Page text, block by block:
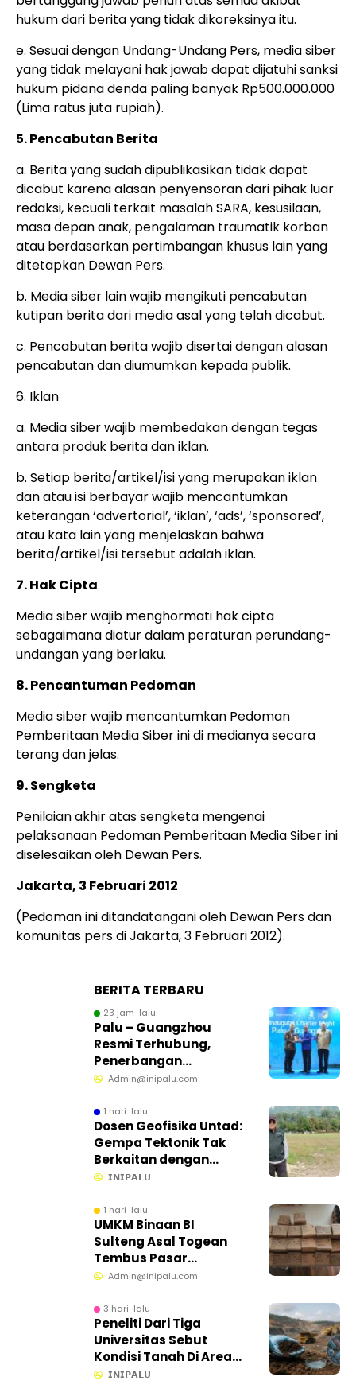
hukum dari berita yang tidak dikoreksinya itu.
e. Sesuai dengan Undang-Undang Pers, media siber
yang tidak melayani hak jawab dapat dijatuhi sanksi
hukum pidana denda paling banyak Rp500.000.000
(Lima ratus juta rupiah).
5. Pencabutan Berita
a. Berita yang sudah dipublikasikan tidak dapat
dicabut karena alasan penyensoran dari pihak luar
redaksi, kecuali terkait masalah SARA, kesusilaan,
masa depan anak, pengalaman traumatik korban
atau berdasarkan pertimbangan khusus lain yang
ditetapkan Dewan Pers.
b. Media siber lain wajib mengikuti pencabutan
kutipan berita dari media asal yang telah dicabut.
c. Pencabutan berita wajib disertai dengan alasan
pencabutan dan diumumkan kepada publik.
6. Iklan
a. Media siber wajib membedakan dengan tegas
antara produk berita dan iklan.
b. Setiap berita/artikel/isi yang merupakan iklan
dan atau isi berbayar wajib mencantumkan
keterangan ‘advertorial’, ‘iklan’, ‘ads’, ‘sponsored’,
atau kata lain yang menjelaskan bahwa
berita/artikel/isi tersebut adalah iklan.
7. Hak Cipta
Media siber wajib menghormati hak cipta
sebagaimana diatur dalam peraturan perundang-
undangan yang berlaku.
8. Pencantuman Pedoman
Media siber wajib mencantumkan Pedoman
Pemberitaan Media Siber ini di medianya secara
terang dan jelas.
9. Sengketa
Penilaian akhir atas sengketa mengenai
pelaksanaan Pedoman Pemberitaan Media Siber ini
diselesaikan oleh Dewan Pers.
Jakarta, 3 Februari 2012
(Pedoman ini ditandatangani oleh Dewan Pers dan
komunitas pers di Jakarta, 3 Februari 2012).
BERITA TERBARU
23 jam lalu
Palu – Guangzhou
Resmi Terhubung,
Penerbangan
Internasional Perdana
Tengah
Admin@inipalu.com
1 hari lalu
Dosen Geofisika Untad:
Gempa Tektonik Tak
Berkaitan dengan
Aktivitas Tambang
𝗜𝗡𝗜𝗣𝗔𝗟𝗨
1 hari lalu
UMKM Binaan BI
Sulteng Asal Togean
Tembus Pasar
Internasional
Admin@inipalu.com
3 hari lalu
Peneliti Dari Tiga
Universitas Sebut
Kondisi Tanah Di Area
CPM Masih Baik
𝗜𝗡𝗜𝗣𝗔𝗟𝗨